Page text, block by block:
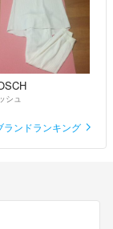
シュ
ランドランキング